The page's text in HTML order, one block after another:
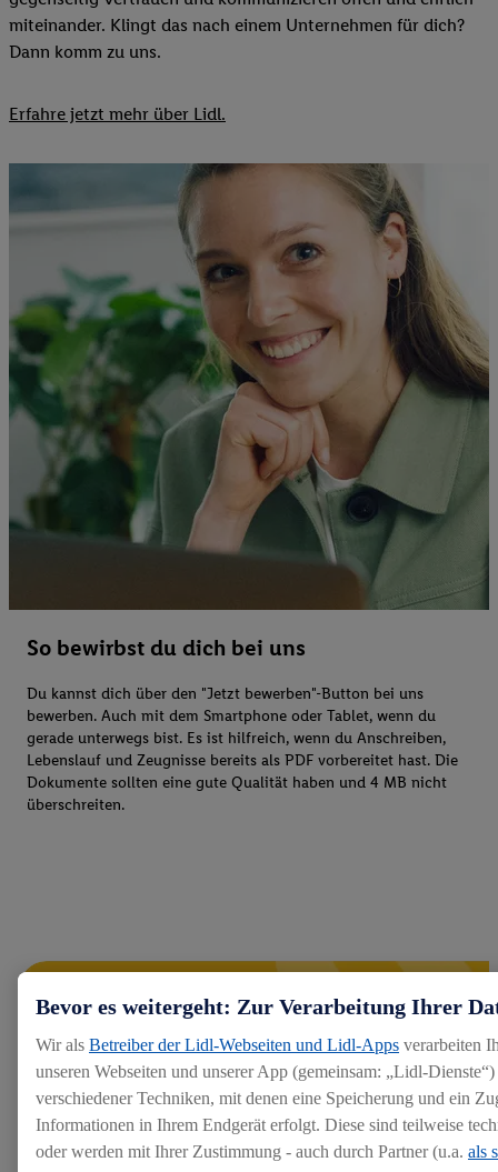
miteinander. Klingt das nach einem Unternehmen für dich?
Dann komm zu uns.​
Erfahre jetzt mehr über Lidl.
So bewirbst du dich bei uns
Du kannst dich über den "Jetzt bewerben"-Button bei uns
bewerben. Auch mit dem Smartphone oder Tablet, wenn du
gerade unterwegs bist. Es ist hilfreich, wenn du Anschreiben,
Lebenslauf und Zeugnisse bereits als PDF vorbereitet hast. Die
Dokumente sollten eine gute Qualität haben und 4 MB nicht
überschreiten.
Bevor es weitergeht: Zur Verarbeitung Ihrer
Wir als Betreiber der Lidl-Webseiten und Lidl-Apps verarbeiten
unseren Webseiten und unserer App (gemeinsam: „Lidl-
verschiedener Techniken, mit denen eine Speicherung und ein
Informationen in Ihrem Endgerät erfolgt. Diese sind teilweise
oder werden mit Ihrer Zustimmung - auch durch Partner (u.a. als